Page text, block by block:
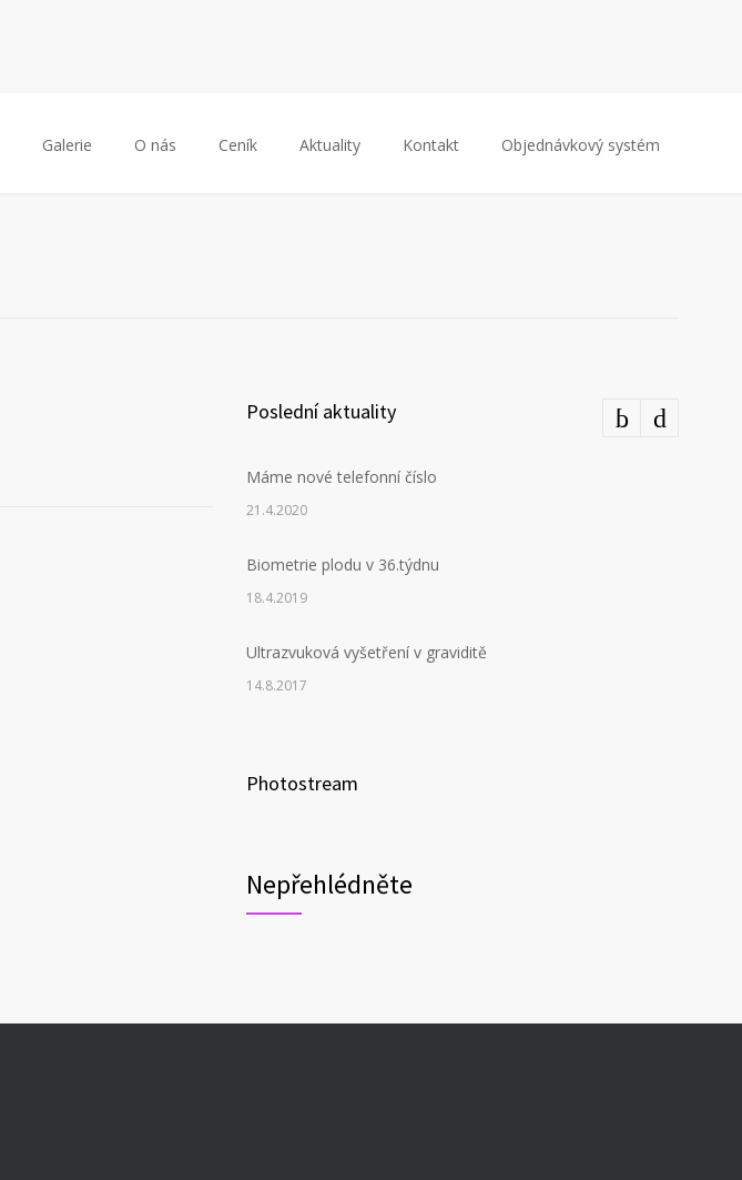
Galerie O nás Ceník Aktuality Kontakt Objednávkový systém
Poslední aktuality
Máme nové telefonní číslo
21.4.2020
Biometrie plodu v 36.týdnu
18.4.2019
Ultrazvuková vyšetření v graviditě
14.8.2017
Photostream
Nepřehlédněte